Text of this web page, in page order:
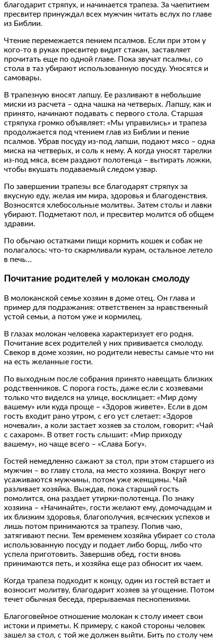
благодарит стряпух, и начинается трапеза. За чаепитием
пресвитер принуждал всех мужчин читать вслух по главе
из Библии.
Чтение перемежается пением псалмов. Если при этом у
кого-то в руках пресвитер видит стакан, заставляет
прочитать еще по одной главе. Пока звучат псалмы, со
стола в таз убирают использованную посуду. Уносятся и
самовары.
В трапезную вносят лапшу. Ее разливают в небольшие
миски из расчета – одна чашка на четверых. Лапшу, как и
принято, начинают подавать с первого стола. Старшая
стряпуха громко объявляет: «Мы управились» и трапеза
продолжается под чтением глав из Библии и пение
псалмов. Убрав посуду из-под лапши, подают мясо – одна
миска на четверых, и соль к нему. А когда уносят тарелки
из-под мяса, всем раздают полотенца – вытирать ложки,
чтобы вкушать подаваемый следом узвар.
По завершении трапезы все благодарят стряпух за
вкусную еду, желая им мира, здоровья и благоденствия.
Возносятся хлебосольные молитвы. Затем столы и лавки
убирают. Подметают пол, и пресвитер молится об общем
здравии.
По обычаю остатками пищи кормить кошек и собак не
полагалось: что-то скармливали курам, остальное летело
в печь…
Почитание родителей у молокан смолоду
В молоканской семье хозяин в доме отец. Он глава и
пример для подражания: ответственен за нравственный
устой семьи, а потом уже и кормилец.
В глазах молокан человека характеризует его родня.
Почитание всех родителей у них прививается смолоду.
Свекор в доме хозяин, но родители невесты самые что ни
на есть желанные гости.
По выходным после собрания принято навещать близких
родственников. С порога гость, даже если с хозяевами
только что виделся на улице, восклицает: «Мир дому
вашему» или куда проще – «Здоров живете». Если в дом
гость входит рано утром, с его уст слетает: «Здоров
ночевали», а коли застает хозяев за столом, говорит: «Чай
с сахаром». В ответ гость слышит: «Мир приходу
вашему», но чаще всего – «Слава Богу».
Гостей немедленно сажают за стол, при этом старшего из
мужчин – во главу стола, на место хозяина. Вокруг него
усаживаются мужчины, потом уже женщины. Чай
разливает хозяйка. Выждав, пока старший гость
помолится, она раздает утирки-полотенца. По знаку
хозяина – «Начинайте», гости желают ему, домочадцам и
их близким здоровья, благополучия, всяческих успехов и
лишь потом принимаются за трапезу. Попив чаю,
затягивают песни. Тем временем хозяйка убирает со стола
использованную посуду и подает либо борщ, либо что
успела приготовить. Завершив обед, гости вновь
принимаются петь, и хозяйка еще раз обносит их чаем.
Когда трапеза подходит к концу, один из гостей встает и
возносит молитву, благодарит хозяев за угощение. Потом
течет обычная беседа, прерываемая песнопениями.
Благоговейное отношение молокан к столу имеет свои
истоки и приметы. К примеру, с какой стороны человек
зашел за стол, с той же должен выйти. Бить по столу чем